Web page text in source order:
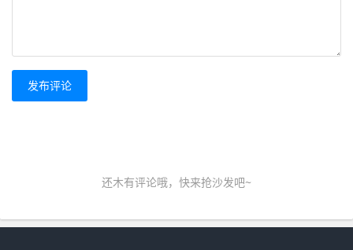
发布评论
还木有评论哦，快来抢沙发吧~